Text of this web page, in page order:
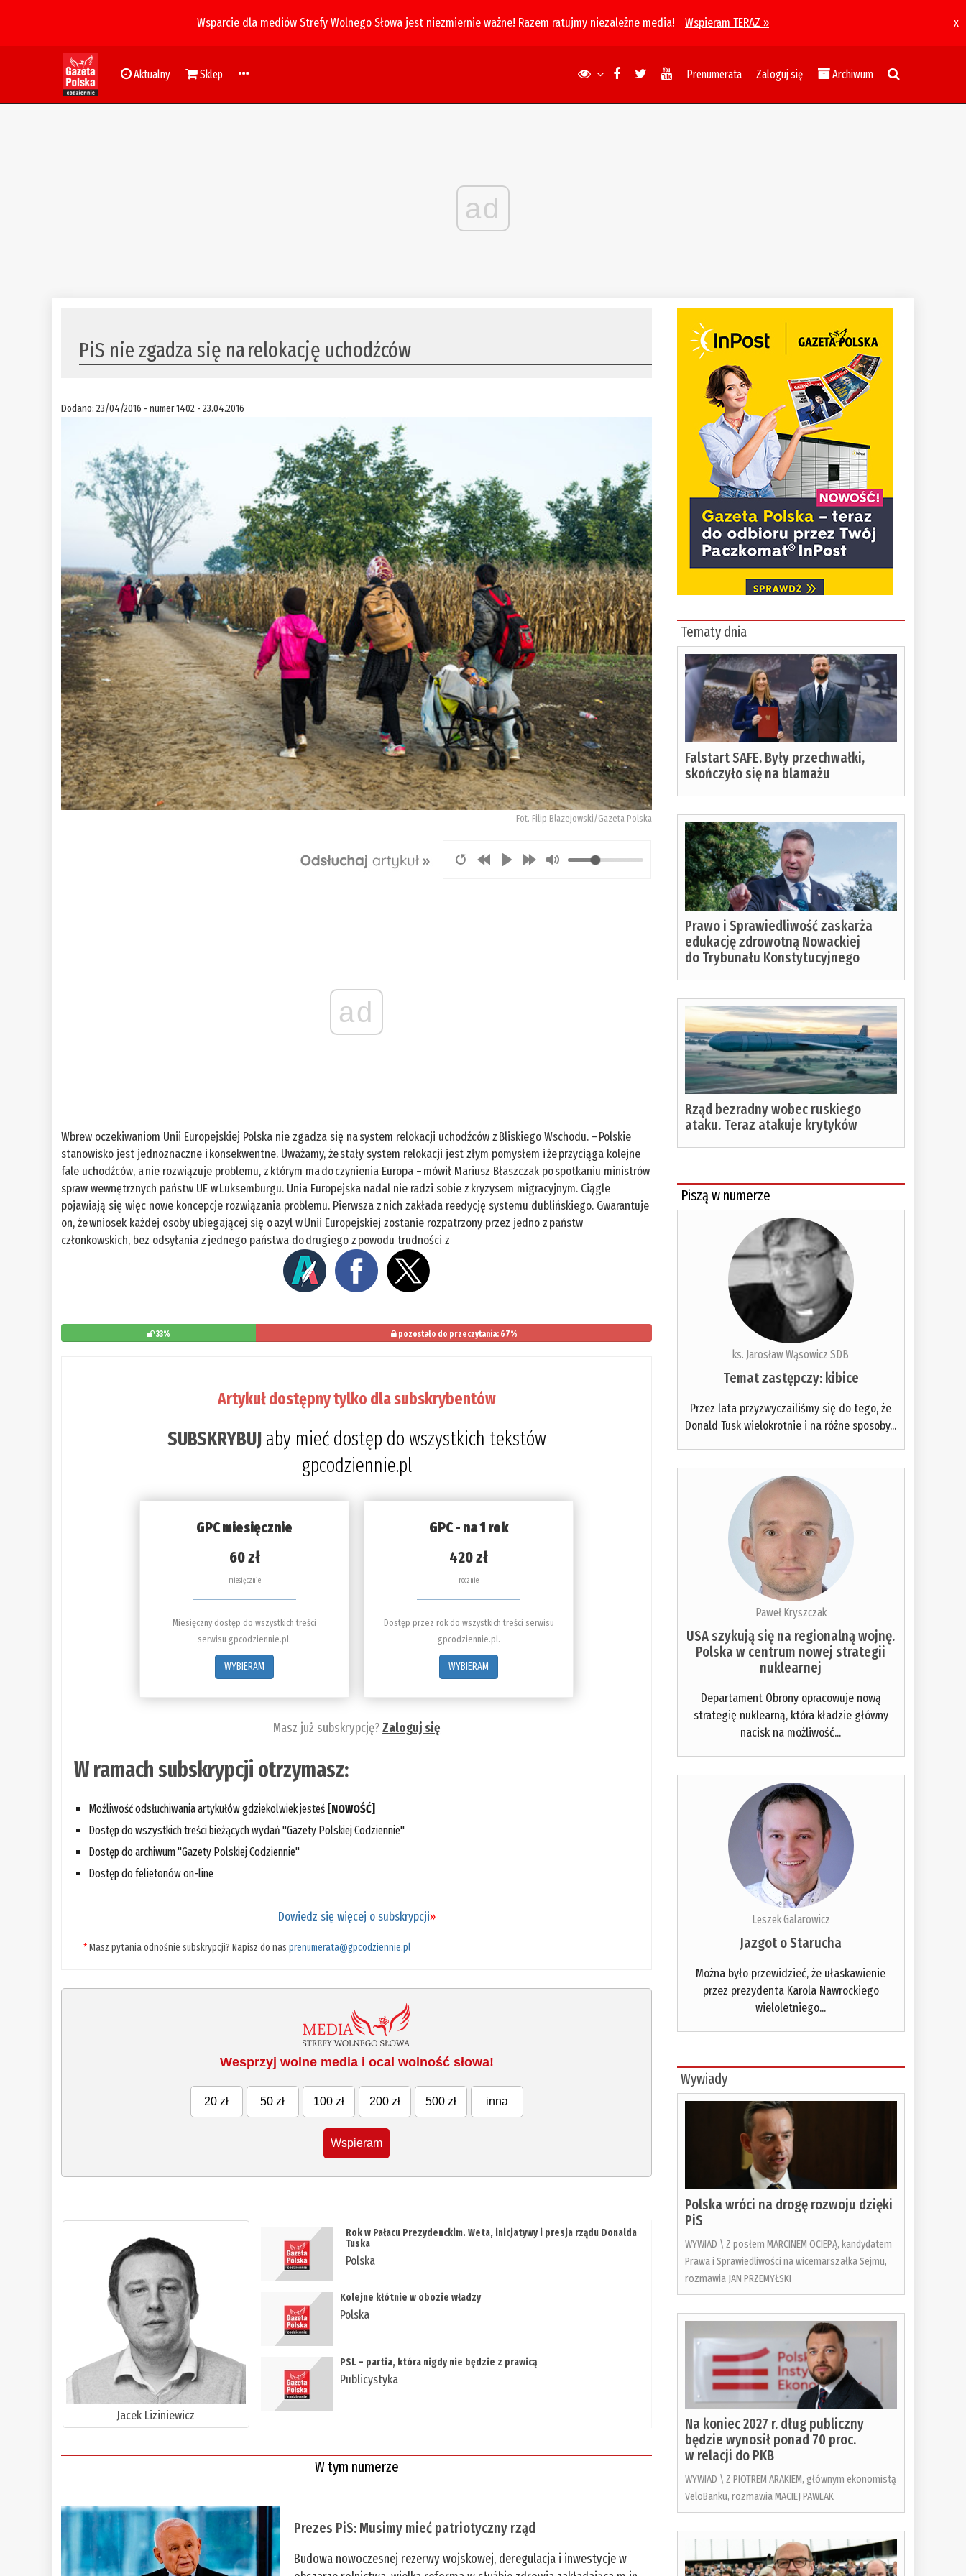
Wsparcie dla mediów Strefy Wolnego Słowa jest niezmiernie ważne! Razem ratujmy niezależne media! Wspieram TERAZ » x
Aktualny Sklep Prenumerata Zaloguj się Archiwum
ad
PiS nie zgadza się na relokację uchodźców
Dodano: 23/04/2016 - numer 1402 - 23.04.2016
Fot. Filip Blazejowski/Gazeta Polska
ad
Wbrew oczekiwaniom Unii Europejskiej Polska nie zgadza się na system relokacji uchodźców z Bliskiego Wschodu. – Polskie
stanowisko jest jednoznaczne i konsekwentne. Uważamy, że stały system relokacji jest złym pomysłem i że przyciąga kolejne
fale uchodźców, a nie rozwiązuje problemu, z którym ma do czynienia Europa – mówił Mariusz Błaszczak po spotkaniu ministrów
spraw wewnętrznych państw UE w Luksemburgu. Unia Europejska nadal nie radzi sobie z kryzysem migracyjnym. Ciągle
pojawiają się więc nowe koncepcje rozwiązania problemu. Pierwsza z nich zakłada reedycję systemu dublińskiego. Gwarantuje
on, że wniosek każdej osoby ubiegającej się o azyl w Unii Europejskiej zostanie rozpatrzony przez jedno z państw
członkowskich, bez odsyłania z jednego państwa do drugiego z powodu trudności z
33% pozostało do przeczytania: 67%
Artykuł dostępny tylko dla subskrybentów
SUBSKRYBUJaby mieć dostęp do wszystkich tekstów
gpcodziennie.pl
GPC miesięcznie
60 zł
miesięcznie
Miesięczny dostęp do wszystkich treści
serwisu gpcodziennie.pl.
WYBIERAM
GPC - na 1 rok
420 zł
rocznie
Dostęp przez rok do wszystkich treści serwisu
gpcodziennie.pl.
WYBIERAM
Masz już subskrypcję?Zaloguj się
W ramach subskrypcji otrzymasz:
Możliwość odsłuchiwania artykułów gdziekolwiek jesteś [NOWOŚĆ]
Dostęp do wszystkich treści bieżących wydań "Gazety Polskiej Codziennie"
Dostęp do archiwum "Gazety Polskiej Codziennie"
Dostęp do felietonów on-line
Dowiedz się więcej o subskrypcji»
*Masz pytania odnośnie subskrypcji? Napisz do nasprenumerata@gpcodziennie.pl
Wesprzyj wolne media i ocal wolność słowa!
20 zł 50 zł 100 zł 200 zł 500 zł inna
Wspieram
Jacek Liziniewicz
Rok w Pałacu Prezydenckim. Weta, inicjatywy i presja rządu Donalda
Tuska
Polska
Kolejne kłótnie w obozie władzy
Polska
PSL – partia, która nigdy nie będzie z prawicą
Publicystyka
W tym numerze
Prezes PiS: Musimy mieć patriotyczny rząd
Budowa nowoczesnej rezerwy wojskowej, deregulacja i inwestycje w
Tematy dnia
Falstart SAFE. Były przechwałki,
skończyło się na blamażu
Prawo i Sprawiedliwość zaskarża
edukację zdrowotną Nowackiej
do Trybunału Konstytucyjnego
Rząd bezradny wobec ruskiego
ataku. Teraz atakuje krytyków
Piszą w numerze
ks. Jarosław Wąsowicz SDB
Temat zastępczy: kibice
Przez lata przyzwyczailiśmy się do tego, że
Donald Tusk wielokrotnie i na różne sposoby...
Paweł Kryszczak
USA szykują się na regionalną wojnę.
Polska w centrum nowej strategii
nuklearnej
Departament Obrony opracowuje nową
strategię nuklearną, która kładzie główny
nacisk na możliwość...
Leszek Galarowicz
Jazgot o Starucha
Można było przewidzieć, że ułaskawienie
przez prezydenta Karola Nawrockiego
wieloletniego...
Wywiady
Polska wróci na drogę rozwoju dzięki
PiS
WYWIAD \ Z posłem MARCINEM OCIEPĄ, kandydatem
Prawa i Sprawiedliwości na wicemarszałka Sejmu,
rozmawia JAN PRZEMYŁSKI
Na koniec 2027 r. dług publiczny
będzie wynosił ponad 70 proc.
w relacji do PKB
WYWIAD \ Z PIOTREM ARAKIEM, głównym ekonomistą
VeloBanku, rozmawia MACIEJ PAWLAK